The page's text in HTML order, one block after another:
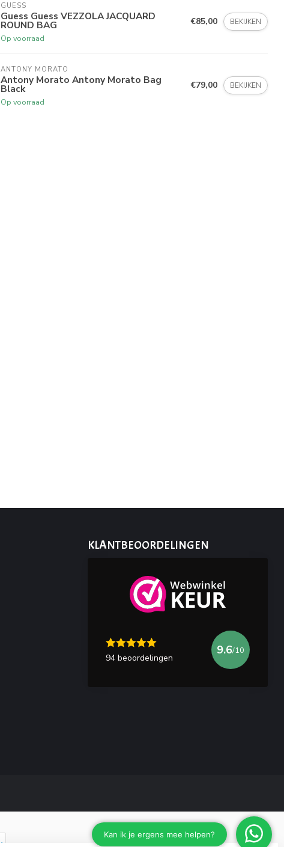
GUESS
Guess Guess VEZZOLA JACQUARD
ROUND BAG
Op voorraad
€85,00 BEKIJKEN
ANTONY MORATO
Antony Morato Antony Morato Bag
Black
Op voorraad
€79,00 BEKIJKEN
KLANTBEOORDELINGEN
94 beoordelingen
9.6/10